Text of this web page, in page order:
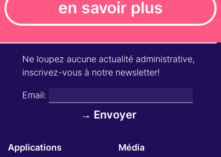
en savoir plus
Ne loupez aucune actualité administrative,
inscrivez-vous à notre newsletter!
Email:
Applications Média